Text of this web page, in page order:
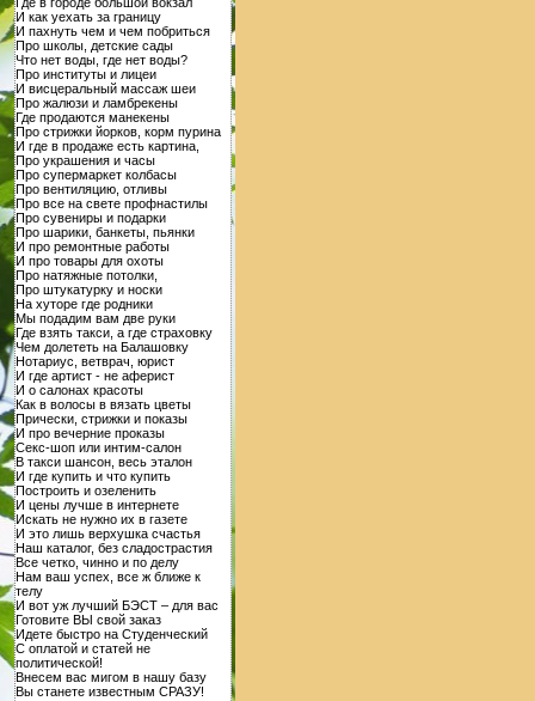
И как уехать за границу
И пахнуть чем и чем побриться
Про школы, детские сады
Что нет воды, где нет воды?
Про институты и лицеи
И висцеральный массаж шеи
Про жалюзи и ламбрекены
Где продаются манекены
Про стрижки йорков, корм пурина
И где в продаже есть картина,
Про украшения и часы
Про супермаркет колбасы
Про вентиляцию, отливы
Про все на свете профнастилы
Про сувениры и подарки
Про шарики, банкеты, пьянки
И про ремонтные работы
И про товары для охоты
Про натяжные потолки,
Про штукатурку и носки
На хуторе где родники
Мы подадим вам две руки
Где взять такси, а где страховку
Чем долететь на Балашовку
Нотариус, ветврач, юрист
И где артист - не аферист
И о салонах красоты
Как в волосы в вязать цветы
Прически, стрижки и показы
И про вечерние проказы
Секс-шоп или интим-салон
В такси шансон, весь эталон
И где купить и что купить
Построить и озеленить
И цены лучше в интернете
Искать не нужно их в газете
И это лишь верхушка счастья
Наш каталог, без сладострастия
Все четко, чинно и по делу
Нам ваш успех, все ж ближе к
телу
И вот уж лучший БЭСТ – для вас
Готовите ВЫ свой заказ
Идете быстро на Студенческий
С оплатой и статей не
политической!
Внесем вас мигом в нашу базу
Вы станете известным СРАЗУ!